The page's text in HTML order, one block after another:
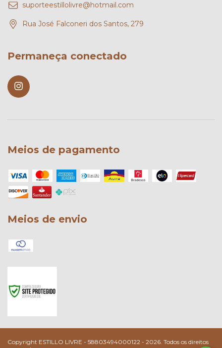
suporteestillolivre@hotmail.com
Rua José Falconeri dos Santos, 279
Permaneça conectado
Meios de pagamento
Meios de envio
Copyright ESTILLO LIVRE - 58803494000122 - 2026. Todos os direitos